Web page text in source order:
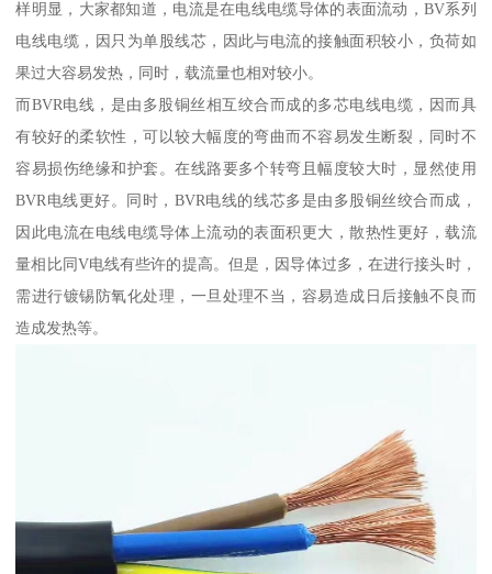
样明显，大家都知道，电流是在电线电缆导体的表面流动，BV系列
电线电缆，因只为单股线芯，因此与电流的接触面积较小，负荷如
果过大容易发热，同时，载流量也相对较小。
而BVR电线，是由多股铜丝相互绞合而成的多芯电线电缆，因而具
有较好的柔软性，可以较大幅度的弯曲而不容易发生断裂，同时不
容易损伤绝缘和护套。在线路要多个转弯且幅度较大时，显然使用
BVR电线更好。同时，BVR电线的线芯多是由多股铜丝绞合而成，
因此电流在电线电缆导体上流动的表面积更大，散热性更好，载流
量相比同V电线有些许的提高。但是，因导体过多，在进行接头时，
需进行镀锡防氧化处理，一旦处理不当，容易造成日后接触不良而
造成发热等。